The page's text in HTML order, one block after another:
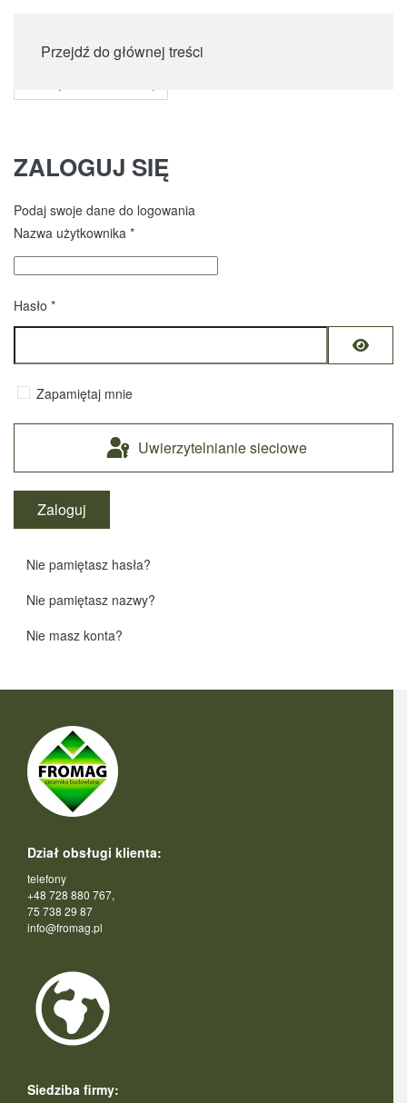
Przejdź do głównej treści
ZALOGUJ SIĘ
Podaj swoje dane do logowania
Nazwa użytkownika *
Hasło *
Zapamiętaj mnie
Uwierzytelnianie sieciowe
Zaloguj
Nie pamiętasz hasła?
Nie pamiętasz nazwy?
Nie masz konta?
Dział obsługi klienta:
telefony
+48 728 880 767,
75 738 29 87
info@fromag.pl
Siedziba firmy: